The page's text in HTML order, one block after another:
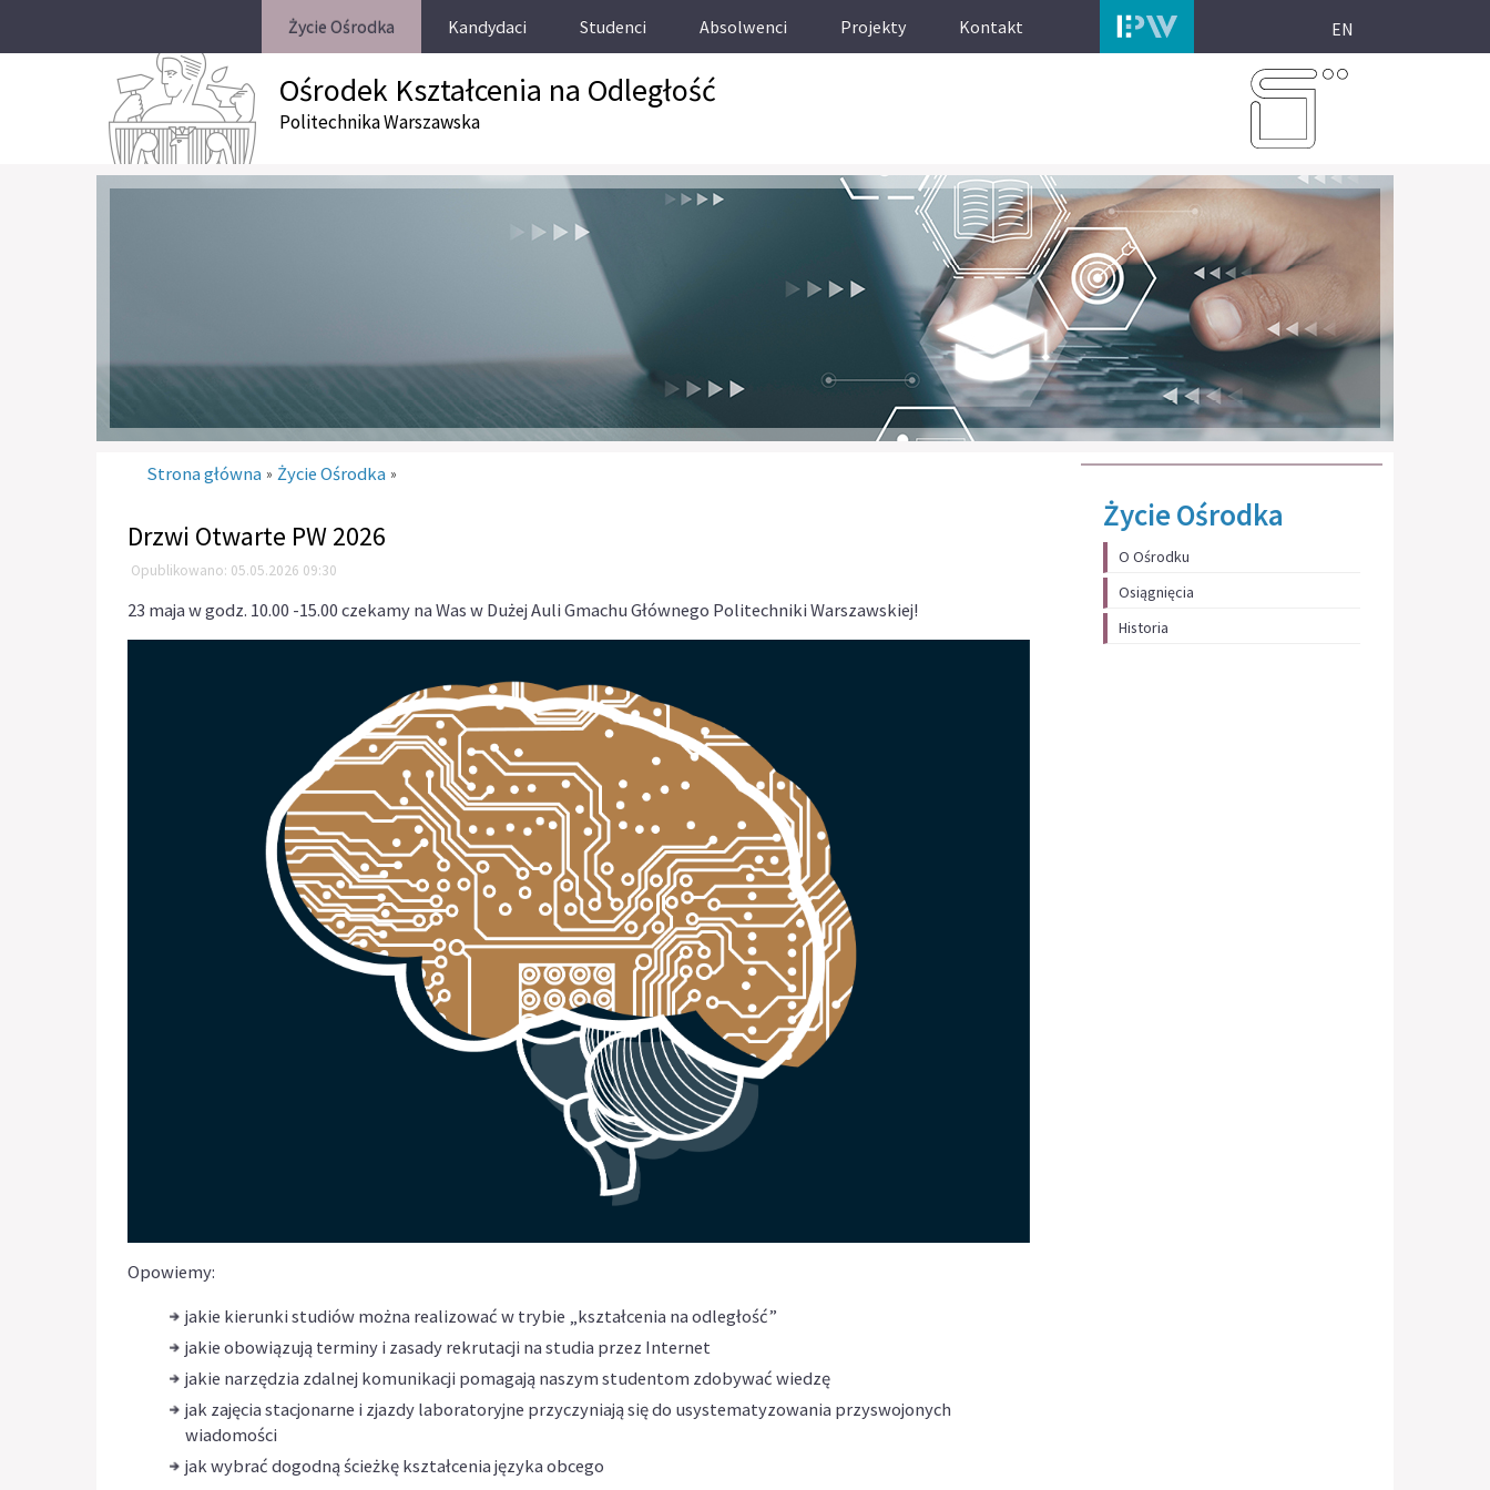
Życie Ośrodka Kandydaci Studenci Absolwenci Projekty Kontakt EN
Ośrodek Kształcenia na Odległość
Politechnika Warszawska
Życie Ośrodka
O Ośrodku
Osiągnięcia
Historia
Strona główna » Życie Ośrodka »
Drzwi Otwarte PW 2026
Opublikowano: 05.05.2026 09:30
23 maja w godz. 10.00 -15.00 czekamy na Was w Dużej Auli Gmachu Głównego Politechniki Warszawskiej!
Opowiemy:
jakie kierunki studiów można realizować w trybie „kształcenia na odległość”
jakie obowiązują terminy i zasady rekrutacji na studia przez Internet
jakie narzędzia zdalnej komunikacji pomagają naszym studentom zdobywać wiedzę
jak zajęcia stacjonarne i zjazdy laboratoryjne przyczyniają się do usystematyzowania przyswojonych
wiadomości
jak wybrać dogodną ścieżkę kształcenia języka obcego